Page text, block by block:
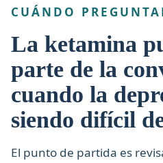
CUÁNDO
La ketamina
parte de la
cuando la
siendo difícil
El punto de partida es